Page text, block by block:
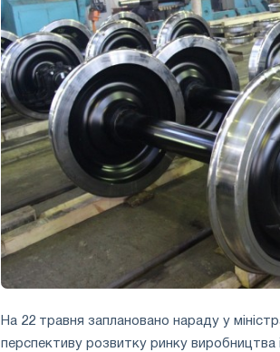
На 22 травня заплановано нараду у
перспективу розвитку ринку виробництва